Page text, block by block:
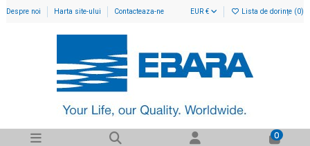
Despre noi Harta site-ului Contacteaza-ne EUR € Lista de dorințe (0)
0